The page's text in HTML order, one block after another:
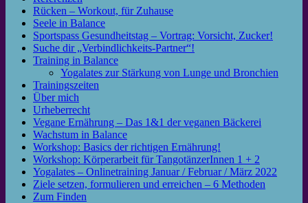
Rücken – Workout, für Zuhause
Seele in Balance
Sportspass Gesundheitstag – Vortrag: Vorsicht, Zucker!
Suche dir „Verbindlichkeits-Partner“!
Training in Balance
Yogalates zur Stärkung von Lunge und Bronchien
Trainingszeiten
Über mich
Urheberrecht
Vegane Ernährung – Das 1&1 der veganen Bäckerei
Wachstum in Balance
Workshop: Basics der richtigen Ernährung!
Workshop: Körperarbeit für TangotänzerInnen 1 + 2
Yogalates – Onlinetraining Januar / Februar / März 2022
Ziele setzen, formulieren und erreichen – 6 Methoden
Zum Finden